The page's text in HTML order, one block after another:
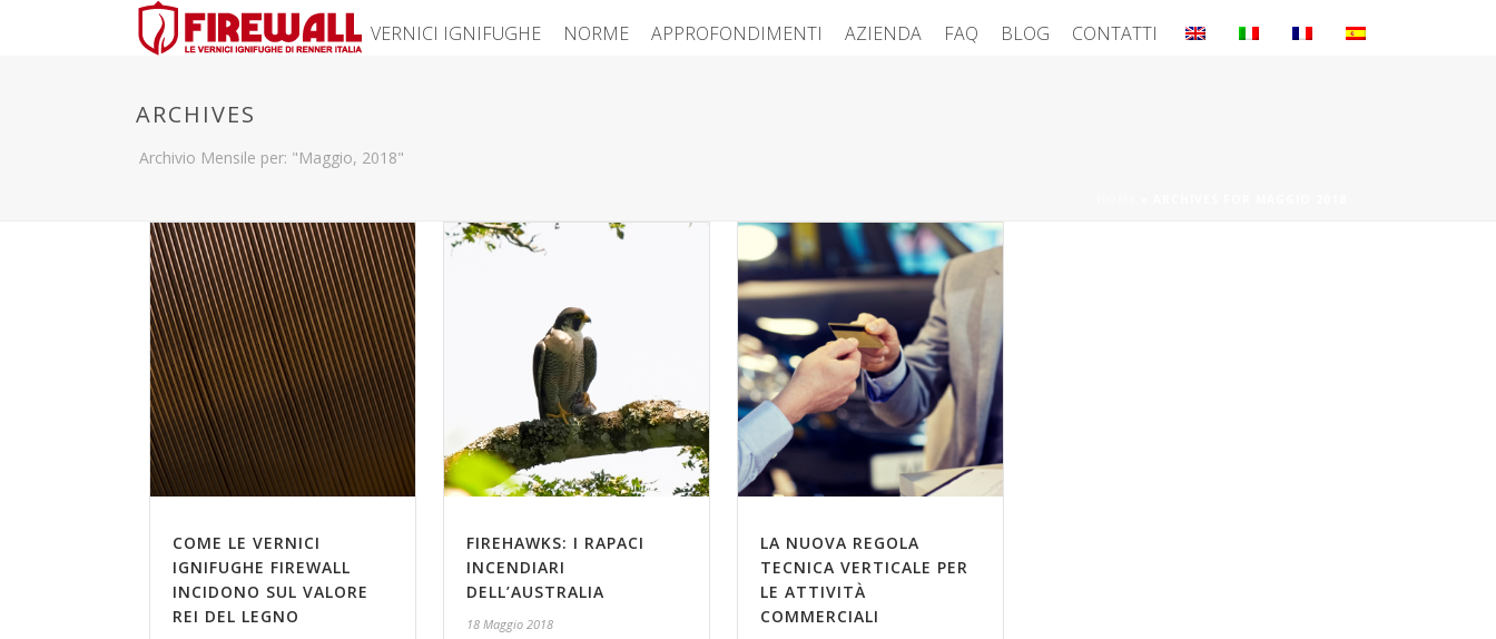
VERNICI IGNIFUGHE NORME APPROFONDIMENTI AZIENDA FAQ BLOG CONTATTI
ARCHIVES
Archivio Mensile per: "Maggio, 2018"
COME LE VERNICI
IGNIFUGHE FIREWALL
INCIDONO SUL VALORE
REI DEL LEGNO
FIREHAWKS: I RAPACI
INCENDIARI
DELL’AUSTRALIA
18 Maggio 2018
LA NUOVA REGOLA
TECNICA VERTICALE PER
LE ATTIVITÀ
COMMERCIALI